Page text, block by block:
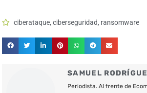
ciberataque,ciberseguridad, ransomware
SAMUEL
Periodista. Al frente de